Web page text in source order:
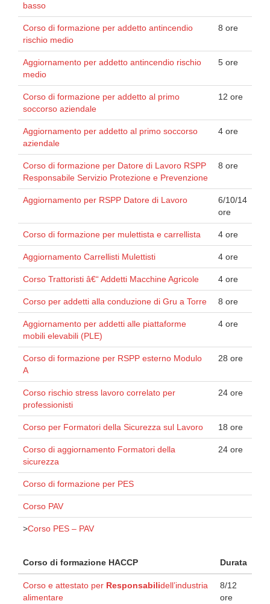
basso
Corso di formazione per addetto antincendio
rischio medio
8 ore
Aggiornamento per addetto antincendio rischio
medio
5 ore
Corso di formazione per addetto al primo
soccorso aziendale
12 ore
Aggiornamento per addetto al primo soccorso
aziendale
4 ore
Corso di formazione per Datore di Lavoro RSPP
Responsabile Servizio Protezione e Prevenzione
8 ore
Aggiornamento per RSPP Datore di Lavoro
6/10/14
ore
Corso di formazione per mulettista e carrellista 4 ore
Aggiornamento Carrellisti Mulettisti 4 ore
Corso Trattoristi â€“ Addetti Macchine Agricole 4 ore
Corso per addetti alla conduzione di Gru a Torre 8 ore
Aggiornamento per addetti alle piattaforme
mobili elevabili (PLE)
4 ore
Corso di formazione per RSPP esterno Modulo
A
28 ore
Corso rischio stress lavoro correlato per
professionisti
24 ore
Corso per Formatori della Sicurezza sul Lavoro 18 ore
Corso di aggiornamento Formatori della
sicurezza
24 ore
Corso di formazione per PES
Corso PAV
>Corso PES – PAV
Corso di formazione HACCP Durata
Corso e attestato per Responsabilidell’industria
alimentare
8/12
ore